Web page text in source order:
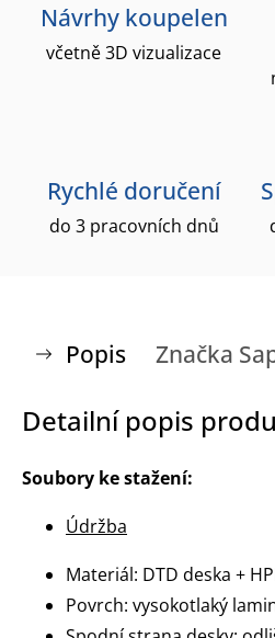
Návrhy koupelen
včetně 3D vizualizace
Rychlé doručení
do 3 pracovních dnů
Popis Značka
Detailní popis
Soubory ke stažení:
Údržba
Materiál: DTD deska +
Povrch: vysokotlaký